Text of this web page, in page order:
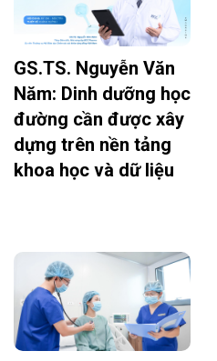
GS.TS. Nguyễn Văn
Năm: Dinh dưỡng học
đường cần được xây
dựng trên nền tảng
khoa học và dữ liệu